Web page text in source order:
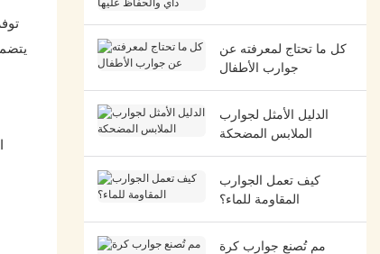
كل ما تحتاج لمعرفته عن
جوارب الأطفال
الدليل الأمثل لجوارب
الملابس المضحكة
كيف تعمل الجوارب
المقاومة للماء؟
مم تُصنع جوارب كرة